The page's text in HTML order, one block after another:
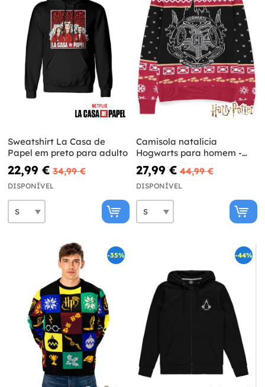
Sweatshirt La Casa de
Papel em preto para adulto
22,99 € 34,99 €
DISPONÍVEL
Camisola natalícia
Hogwarts para homem -
Harry Potter
27,99 € 44,99 €
DISPONÍVEL
-35% -44%